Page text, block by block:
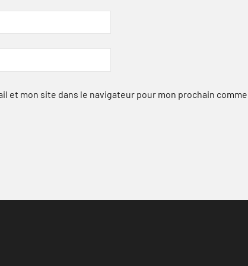
et mon site dans le navigateur pour mon prochain